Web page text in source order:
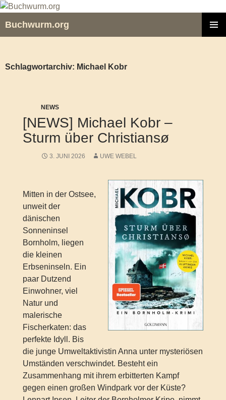
Zum
springen
Buchwurm.org
Schlagwortarchiv: Michael Kobr
NEWS
[NEWS] Michael Kobr –
Sturm über Christiansø
3. JUNI 2026 UWE WEBEL
Mitten in der Ostsee,
unweit der
dänischen
Sonneninsel
Bornholm, liegen
die kleinen
Erbseninseln. Ein
paar Dutzend
Einwohner, viel
Natur und
malerische
Fischerkaten: das
perfekte Idyll. Bis
die junge Umweltaktivistin Anna unter mysteriösen
Umständen verschwindet. Besteht ein
Zusammenhang mit ihrem erbitterten Kampf
gegen einen großen Windpark vor der Küste?